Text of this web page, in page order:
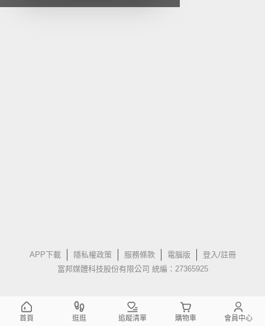
APP下載 隱私權政策 服務條款 電腦版
登入/註冊
富邦媒體科技股份有限公司 統編：27365925
首頁 逛逛 追蹤清單 購物車 會員中心